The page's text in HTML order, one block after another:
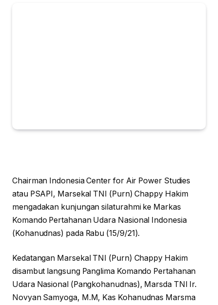
Chairman Indonesia Center for Air Power Studies
atau PSAPI, Marsekal TNI (Purn) Chappy Hakim
mengadakan kunjungan silaturahmi ke Markas
Komando Pertahanan Udara Nasional Indonesia
(Kohanudnas) pada Rabu (15/9/21).
Kedatangan Marsekal TNI (Purn) Chappy Hakim
disambut langsung Panglima Komando Pertahanan
Udara Nasional (Pangkohanudnas), Marsda TNI Ir.
Novyan Samyoga, M.M, Kas Kohanudnas Marsma